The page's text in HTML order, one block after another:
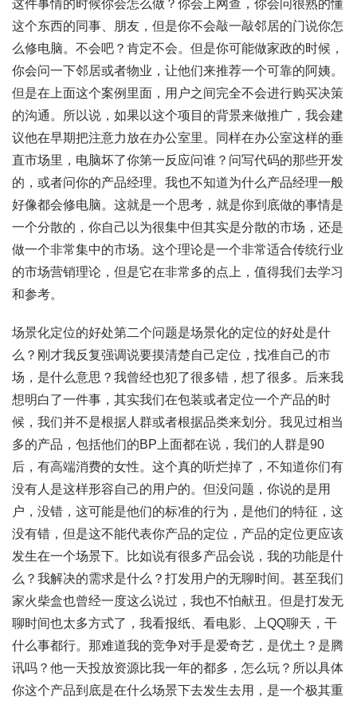
这件事情的时候你会怎么做？你会上网查，你会问很熟的懂
这个东西的同事、朋友，但是你不会敲一敲邻居的门说你怎
么修电脑。不会吧？肯定不会。但是你可能做家政的时候，
你会问一下邻居或者物业，让他们来推荐一个可靠的阿姨。
但是在上面这个案例里面，用户之间完全不会进行购买决策
的沟通。所以说，如果以这个项目的背景来做推广，我会建
议他在早期把注意力放在办公室里。同样在办公室这样的垂
直市场里，电脑坏了你第一反应问谁？问写代码的那些开发
的，或者问你的产品经理。我也不知道为什么产品经理一般
好像都会修电脑。这就是一个思考，就是你到底做的事情是
一个分散的，你自己以为很集中但其实是分散的市场，还是
做一个非常集中的市场。这个理论是一个非常适合传统行业
的市场营销理论，但是它在非常多的点上，值得我们去学习
和参考。
场景化定位的好处第二个问题是场景化的定位的好处是什
么？刚才我反复强调说要摸清楚自己定位，找准自己的市
场，是什么意思？我曾经也犯了很多错，想了很多。后来我
想明白了一件事，其实我们在包装或者定位一个产品的时
候，我们并不是根据人群或者根据品类来划分。我见过相当
多的产品，包括他们的BP上面都在说，我们的人群是90
后，有高端消费的女性。这个真的听烂掉了，不知道你们有
没有人是这样形容自己的用户的。但没问题，你说的是用
户，没错，这可能是他们的标准的行为，是他们的特征，这
没有错，但是这不能代表你产品的定位，产品的定位更应该
发生在一个场景下。比如说有很多产品会说，我的功能是什
么？我解决的需求是什么？打发用户的无聊时间。甚至我们
家火柴盒也曾经一度这么说过，我也不怕献丑。但是打发无
聊时间也太多方式了，我看报纸、看电影、上QQ聊天，干
什么事都行。那难道我的竞争对手是爱奇艺，是优土？是腾
讯吗？他一天投放资源比我一年的都多，怎么玩？所以具体
你这个产品到底是在什么场景下去发生去用，是一个极其重